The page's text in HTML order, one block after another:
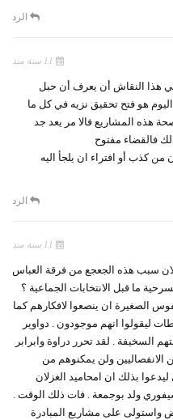
الرد
النقاش أن يعرف أن حبل
هو فتح تحقيق نزيه في كل ما
هذه المشاريع فالا مر يعد جد
فالقضاء مفتوح
كذب أو افتراء ان يلجأ اليه
الرد
سبب هذه الجعجع من فرقة العباس
ما قبل الانتخابات الجماعية ؟
الصغيرة ان ينصعوا لافكارهم كما
ليقولوا انهم موجودون . دواوير
السخيفة . لقد تحرر دراوة وابرابر
ولن يمكنوهم من
بذلك ان امحاميد الغزلان
ولد بوجمعة . فات ذلك الوقت .
واستولى على مشاريع المبادرة